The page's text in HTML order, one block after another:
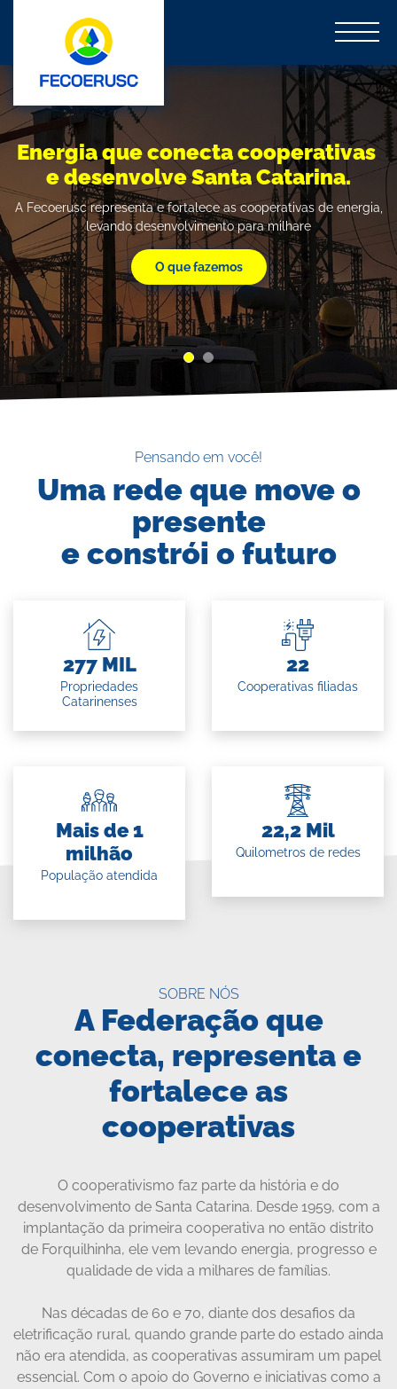
Energia que conecta cooperativas
e desenvolve Santa Catarina.
A Fecoerusc representa e fortalece as cooperativas de energia,
levando desenvolvimento para milhare
O que fazemos
Energia que conecta cooperativas
e desenvolve Santa Catarina.
A Fecoerusc representa e fortalece as cooperativas de energia,
levando desenvolvimento para milhare
O que fazemos
Pensando em você!
Uma rede que move o
presente
e constrói o futuro
277 MIL
Propriedades
Catarinenses
22
Cooperativas filiadas
Mais de 1
milhão
População atendida
22,2 Mil
Quilometros de redes
SOBRE NÓS
A Federação que
conecta, representa e
fortalece as
cooperativas
O cooperativismo faz parte da história e do
desenvolvimento de Santa Catarina. Desde 1959, com a
implantação da primeira cooperativa no então distrito
de Forquilhinha, ele vem levando energia, progresso e
qualidade de vida a milhares de famílias.
Nas décadas de 60 e 70, diante dos desafios da
eletrificação rural, quando grande parte do estado ainda
não era atendida, as cooperativas assumiram um papel
essencial. Com o apoio do Governo e iniciativas como a